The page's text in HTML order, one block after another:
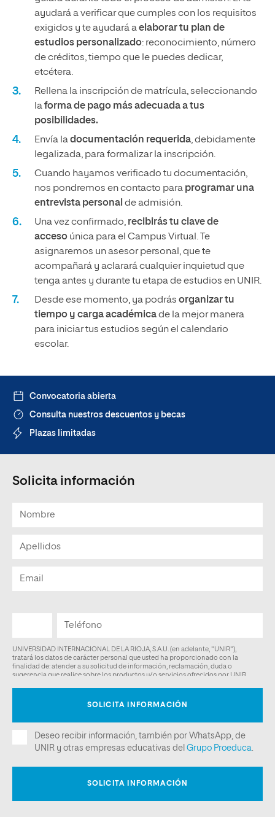
ayudará a verificar que cumples con los requisitos
exigidos y te ayudará aelaborar tu plan de
estudios personalizado: reconocimiento, número
de créditos, tiempo que le puedes dedicar,
etcétera.
Rellena la inscripción de matrícula, seleccionando
laforma de pago más adecuada a tus
posibilidades.
Envía ladocumentación requerida, debidamente
legalizada, para formalizar la inscripción.
Cuando hayamos verificado tu documentación,
nos pondremos en contacto para programar una
entrevista personal de admisión.
Una vez confirmado, recibirás tu clave de
acceso única para el Campus Virtual. Te
asignaremos un asesor personal, que te
acompañará y aclarará cualquier inquietud que
tenga antes y durante tu etapa de estudios en UNIR.
Desde ese momento, ya podrás organizar tu
tiempo y carga académicade la mejor manera
para iniciar tus estudios según el calendario
escolar.
Convocatoria abierta
Consulta nuestros descuentos y becas
Plazas limitadas
Solicita información